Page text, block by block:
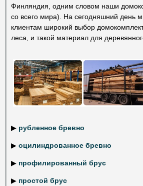
Финляндия, одним словом наши
со всего мира). На сегодняшний день
клиентам широкий выбор
леса, и такой материал для
▶ рубленное бревно
▶ оцилиндрованное бревно
▶ профилированный брус
▶ простой брус